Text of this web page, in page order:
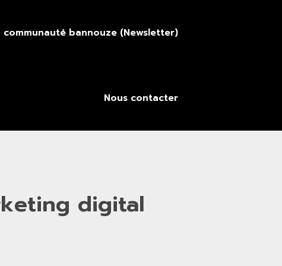
communauté bannouze (Newsletter)
Nous contacter
digital